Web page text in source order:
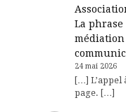
La
24 mai 2026
[…]
page. […]